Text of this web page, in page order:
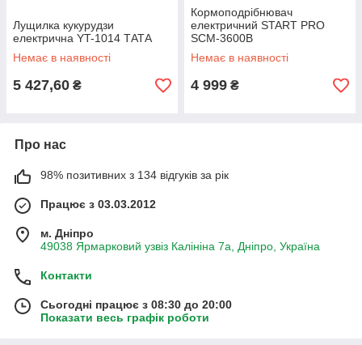
Лущилка кукурудзи
електрична YT-1014 ТАТА
Немає в наявності
5 427,60 ₴
Кормоподрібнювач
електричний START PRO
SCM-3600B
Немає в наявності
4 999 ₴
Про нас
98% позитивних з 134 відгуків за рік
Працює з 03.03.2012
м. Дніпро
49038 Ярмарковий узвіз Калініна 7а, Дніпро, Україна
Контакти
Сьогодні працює з 08:30 до 20:00
Показати весь графік роботи